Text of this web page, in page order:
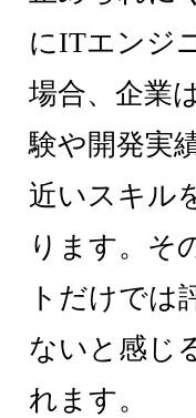
にITエンジ
場合、企業
験や開発実
近いスキル
ります。そ
トだけでは
ないと感じ
れます。